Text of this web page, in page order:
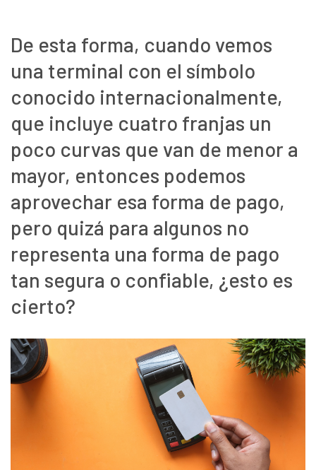
De esta forma, cuando vemos
una terminal con el símbolo
conocido internacionalmente,
que incluye cuatro franjas un
poco curvas que van de menor a
mayor, entonces podemos
aprovechar esa forma de pago,
pero quizá para algunos no
representa una forma de pago
tan segura o confiable, ¿esto es
cierto?